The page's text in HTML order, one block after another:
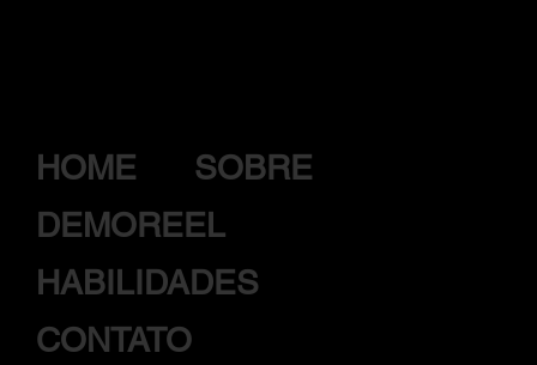
HOME
SOBRE
DEMOREEL
HABILIDADES
CONTATO